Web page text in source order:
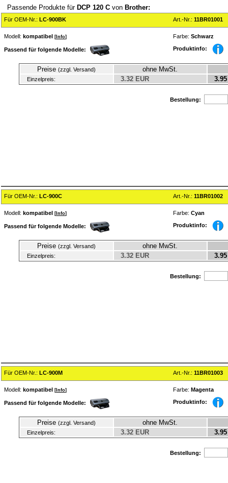
Passende Produkte für DCP 120 C von Brother:
Für OEM-Nr.: LC-900BK Art.-Nr.: 11BR01001
Modell: kompatibel [ Info] Farbe: Schwarz
Passend für folgende Modelle: Produktinfo:
Preise (zzgl. Versand) ohne MwSt.
Einzelpreis: 3.32 EUR 3.95
Bestellung:
Für OEM-Nr.: LC-900C Art.-Nr.: 11BR01002
Modell: kompatibel [ Info] Farbe: Cyan
Passend für folgende Modelle: Produktinfo:
Preise (zzgl. Versand) ohne MwSt.
Einzelpreis: 3.32 EUR 3.95
Bestellung:
Für OEM-Nr.: LC-900M Art.-Nr.: 11BR01003
Modell: kompatibel [ Info] Farbe: Magenta
Passend für folgende Modelle: Produktinfo:
Preise (zzgl. Versand) ohne MwSt.
Einzelpreis: 3.32 EUR 3.95
Bestellung: